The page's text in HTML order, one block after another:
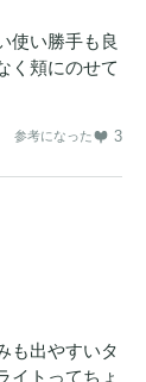
使い勝手も良
く頬にのせて
参考になった 3
も出やすいタ
イトってちょ